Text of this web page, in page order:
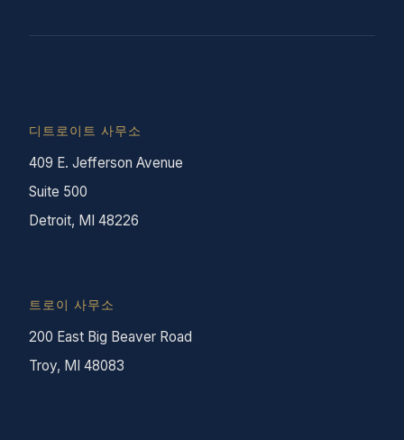
디트로이트 사무소
409 E. Jefferson Avenue
Suite 500
Detroit, MI 48226
트로이 사무소
200 East Big Beaver Road
Troy, MI 48083